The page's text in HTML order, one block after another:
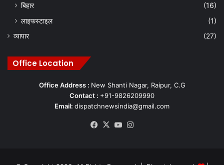
बिहार
(16)
लाइफस्टाइल
(1)
व्यापार (27)
Office Location
Office Address : New Shanti Nagar, Raipur, C.G
Contact : +91-9826209990
Email: dispatchnewsindia@gmail.com
Facebook
X YouTube